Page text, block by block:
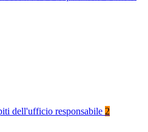
dell'ufficio responsabile 2